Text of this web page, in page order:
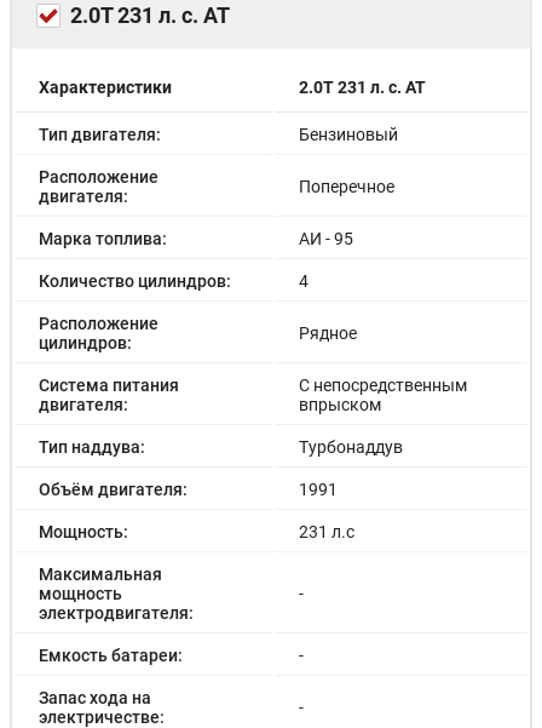
2.0T 231 л. с. AT
Характеристики 2.0T 231 л. с. AT
Тип двигателя: Бензиновый
Расположение
двигателя:
Поперечное
Марка топлива: АИ - 95
Количество цилиндров: 4
Расположение
цилиндров:
Рядное
Система питания
двигателя:
С непосредственным
впрыском
Тип наддува: Турбонаддув
Объём двигателя: 1991
Мощность: 231 л.с
Максимальная
мощность
электродвигателя:
-
Емкость батареи: -
Запас хода на
электричестве:
-